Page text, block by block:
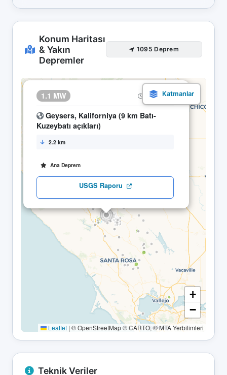
Konum Haritası
& Yakın
Depremler
1095 Deprem
1.1 MW 26.04 08:18
Geysers, Kaliforniya (9 km Batı-
Kuzeybatı açıkları)
2.2 km
Ana Deprem
USGS Raporu
×
+
−
Leaflet | © OpenStreetMap © CARTO, © MTA Yerbilimleri
Teknik Veriler